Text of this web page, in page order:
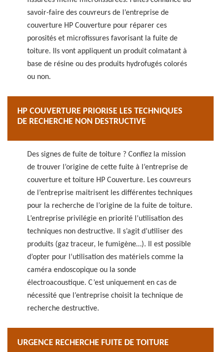
savoir-faire des couvreurs de l’entreprise de
couverture HP Couverture pour réparer ces
porosités et microfissures favorisant la fuite de
toiture. Ils vont appliquent un produit colmatant à
base de résine ou des produits hydrofugés colorés
ou non.
HP COUVERTURE PRIORISE LES TECHNIQUES
DE RECHERCHE NON DESTRUCTIVE
Des signes de fuite de toiture ? Confiez la mission
de trouver l’origine de cette fuite à l’entreprise de
couverture et toiture HP Couverture. Les couvreurs
de l’entreprise maitrisent les différentes techniques
pour la recherche de l’origine de la fuite de toiture.
L’entreprise privilégie en priorité l’utilisation des
techniques non destructive. Il s’agit d’utiliser des
produits (gaz traceur, le fumigène…). Il est possible
d’opter pour l‘utilisation des matériels comme la
caméra endoscopique ou la sonde
électroacoustique. C’est uniquement en cas de
nécessité que l’entreprise choisit la technique de
recherche destructive.
URGENCE RECHERCHE FUITE DE TOITURE